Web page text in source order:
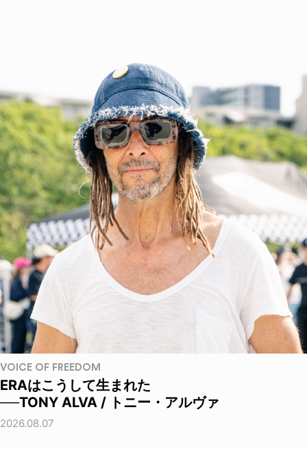
VOICE OF FREEDOM
ERAはこうして生まれた
──TONY ALVA / トニー・アルヴァ
2026.08.07